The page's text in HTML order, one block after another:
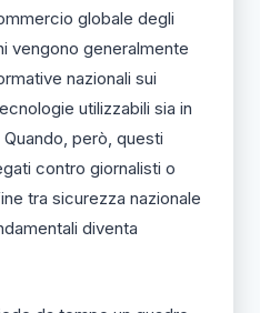
globale degli
vengono generalmente
nazionali sui
utilizzabili sia in
però, questi
contro giornalisti o
tra sicurezza nazionale
diventa